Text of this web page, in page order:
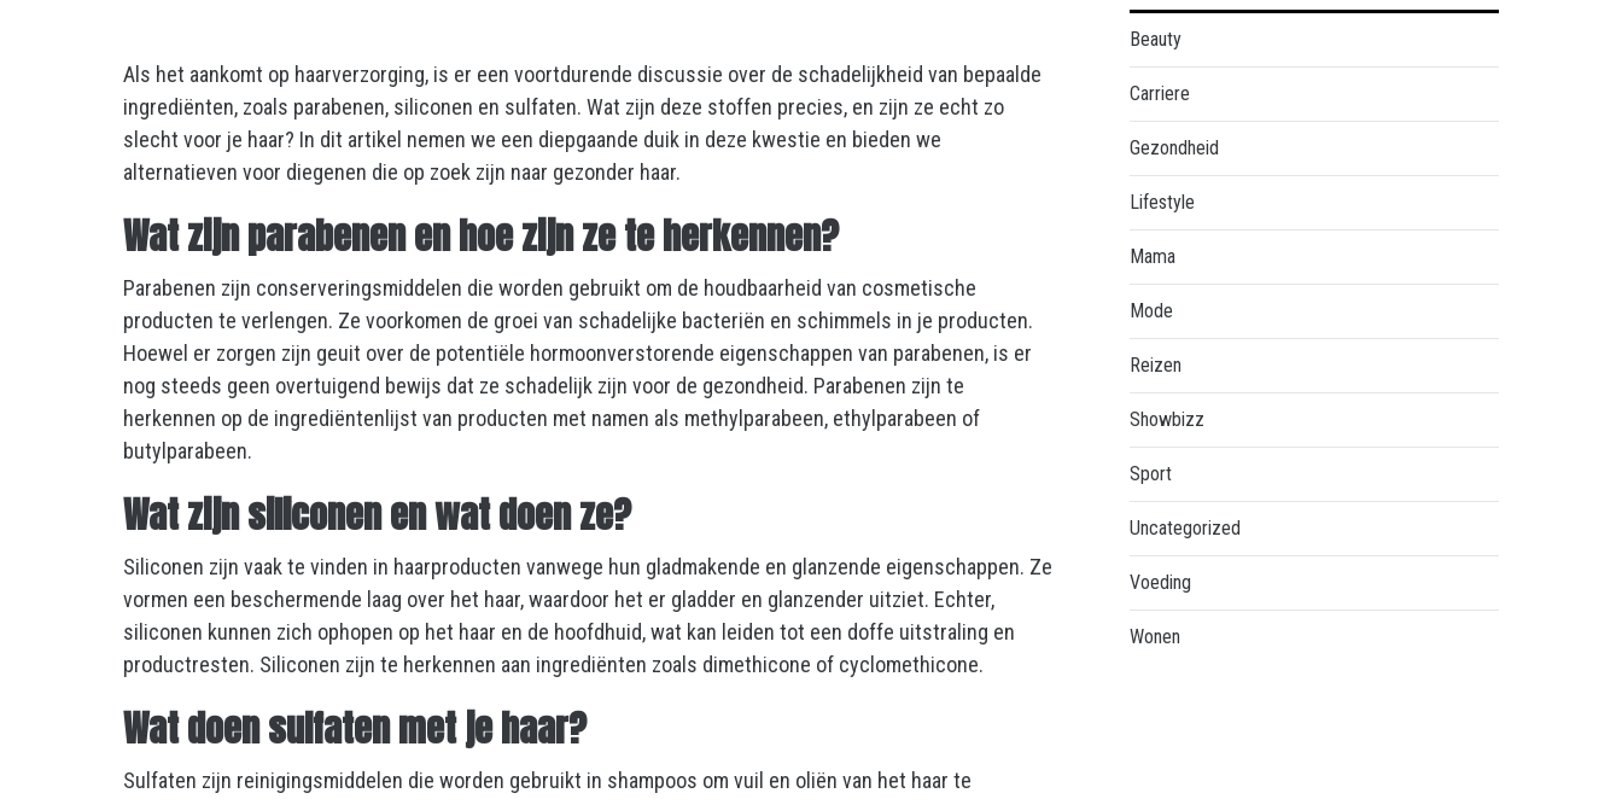
Als het aankomt op haarverzorging, is er een voortdurende discussie over de schadelijkheid van bepaalde
ingrediënten, zoals parabenen, siliconen en sulfaten. Wat zijn deze stoffen precies, en zijn ze echt zo
slecht voor je haar? In dit artikel nemen we een diepgaande duik in deze kwestie en bieden we
alternatieven voor diegenen die op zoek zijn naar gezonder haar.
Wat zijn parabenen en hoe zijn ze te herkennen?
Parabenen zijn conserveringsmiddelen die worden gebruikt om de houdbaarheid van cosmetische
producten te verlengen. Ze voorkomen de groei van schadelijke bacteriën en schimmels in je producten.
Hoewel er zorgen zijn geuit over de potentiële hormoonverstorende eigenschappen van parabenen, is er
nog steeds geen overtuigend bewijs dat ze schadelijk zijn voor de gezondheid. Parabenen zijn te
herkennen op de ingrediëntenlijst van producten met namen als methylparabeen, ethylparabeen of
butylparabeen.
Wat zijn siliconen en wat doen ze?
Siliconen zijn vaak te vinden in haarproducten vanwege hun gladmakende en glanzende eigenschappen. Ze
vormen een beschermende laag over het haar, waardoor het er gladder en glanzender uitziet. Echter,
siliconen kunnen zich ophopen op het haar en de hoofdhuid, wat kan leiden tot een doffe uitstraling en
productresten. Siliconen zijn te herkennen aan ingrediënten zoals dimethicone of cyclomethicone.
Wat doen sulfaten met je haar?
Sulfaten zijn reinigingsmiddelen die worden gebruikt in shampoos om vuil en oliën van het haar te
Beauty
Carriere
Gezondheid
Lifestyle
Mama
Mode
Reizen
Showbizz
Sport
Uncategorized
Voeding
Wonen